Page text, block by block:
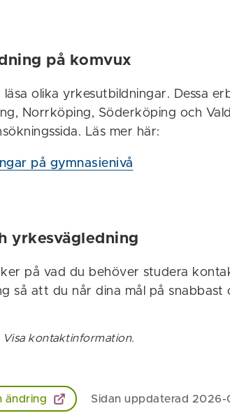
på komvux
läsa olika yrkesutbildningar. Dessa
Norrköping, Söderköping och
Läs mer här:
på gymnasienivå
yrkesvägledning
på vad du behöver studera
så att du når dina mål på snabbast
Visa kontaktinformation.
ändring Sidan uppdaterad 2026-